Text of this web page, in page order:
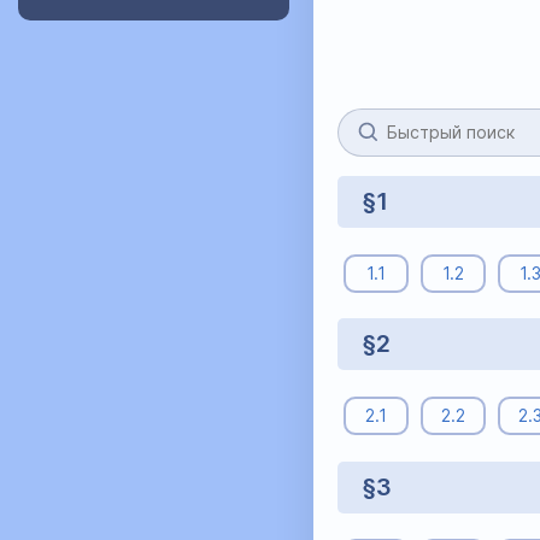
§1
1.1 1.2 1.3
§2
2.1 2.2 2.3
§3